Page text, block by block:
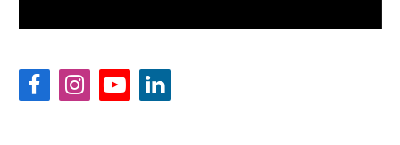
FacebookInstagramYouTubeLinkedIn